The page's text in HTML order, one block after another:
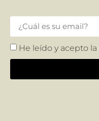
He leído y acepto la